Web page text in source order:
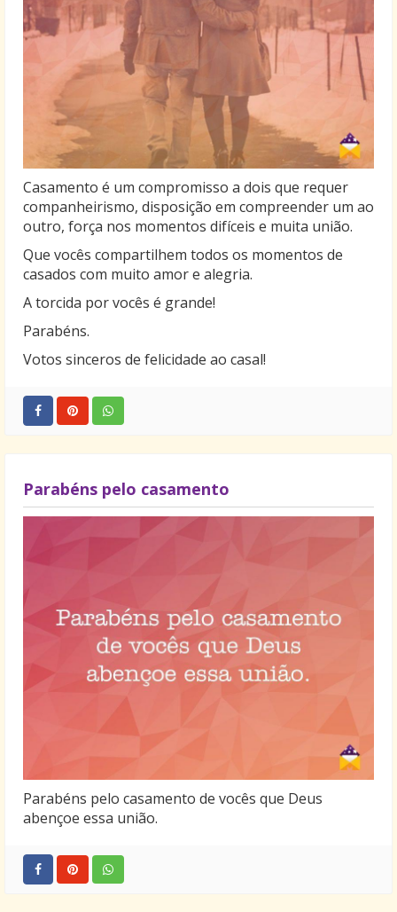
Casamento é um compromisso a dois que requer
companheirismo, disposição em compreender um ao
outro, força nos momentos difíceis e muita união.
Que vocês compartilhem todos os momentos de
casados com muito amor e alegria.
A torcida por vocês é grande!
Parabéns.
Votos sinceros de felicidade ao casal!
Parabéns pelo casamento
Parabéns pelo casamento de vocês que Deus
abençoe essa união.